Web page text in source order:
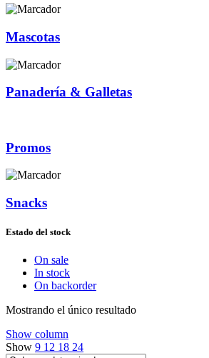
Mascotas
Panadería & Galletas
Promos
Snacks
Estado del stock
On sale
In stock
On backorder
Mostrando el único resultado
Show column
Show 9 12 18 24